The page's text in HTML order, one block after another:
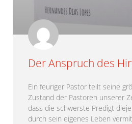
Der Anspruch des
Ein feuriger Pastor teilt seine
Zustand der Pastoren unserer
dass die schwerste Predigt
durch sein eigenes Leben